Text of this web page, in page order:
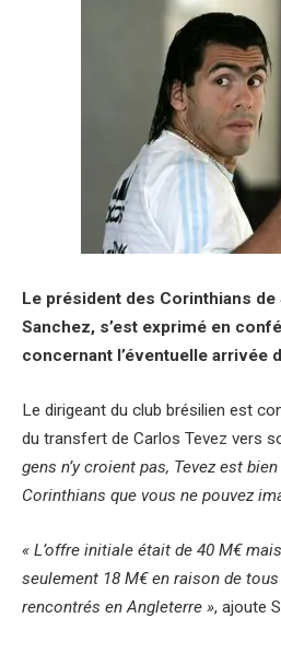
Le président des Corinthians de
Sanchez, s’est exprimé en
concernant l’éventuelle arrivée
Le dirigeant du club brésilien est
du transfert de Carlos Tevez vers
gens n’y croient pas, Tevez est
Corinthians que vous ne pouvez
« L’offre initiale était de 40 M€
seulement 18 M€ en raison de
rencontrés en Angleterre », ajoute